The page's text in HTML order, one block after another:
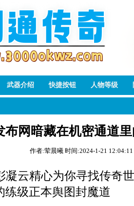
武器介绍 快捷按钮 人物等级
布网暗藏在机密通道
道
作者:荤晨曦 时间:2024-1-21 12:04:11
凝云精心为你寻找传奇
练级正本舆图封魔道